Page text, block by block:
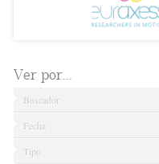
Ver por...
Buscador
Fecha
Tipo